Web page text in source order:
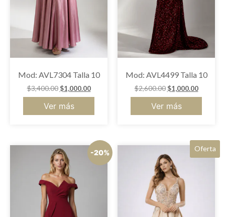
Mod: AVL7304 Talla 10
$3,400.00 $1,000.00
Ver más
Mod: AVL4499 Talla 10
$2,600.00 $1,000.00
Ver más
-20% Oferta